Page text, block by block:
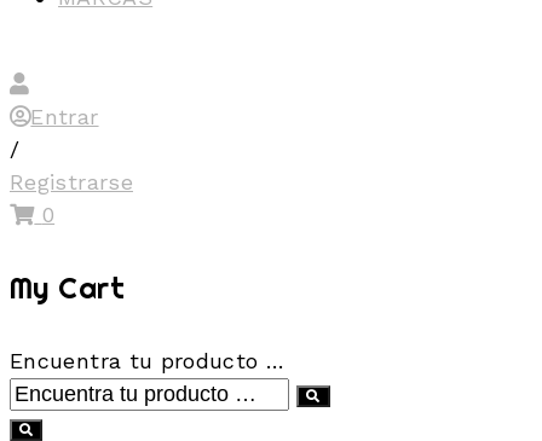
Entrar
/
Registrarse
0
My Cart
Encuentra tu producto …